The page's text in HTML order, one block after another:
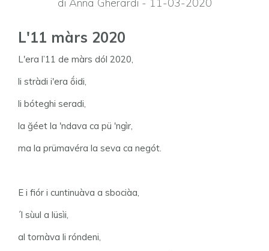
L'11 màrs 2020
L'era l’11 de màrs dól 2020,
li stràdi i'era ṍidi,
li bóteghi seradi,
la ğéet la 'ndava ca pü 'ngìr,
ma la prümavéra la seva ca negót.
E i fiór i cuntinuàva a sbociàa,
´l sùul a lüsìi,
al tornàva li róndeni,